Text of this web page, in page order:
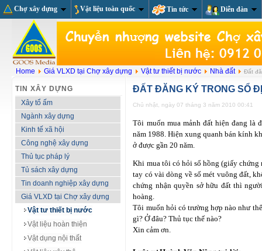
Chợ xây dựng Vật liệu toàn quốc Tin tức Diễn đàn
Home Giá VLXD tại Chợ xây dựng Vật tư thiết bị nước Nhà đất Đất
TIN XÂY DỰNG
Xây tổ ấm
Ngành xây dựng
Kinh tế xã hội
Công nghệ xây dựng
Thủ tục pháp lý
Tủ sách xây dựng
Tin doanh nghiệp xây dựng
Giá VLXD tại Chợ xây dựng
Vật tư thiết bị nước
Vật liệu hoàn thiện
Vật dụng nội thất
ĐẤT ĐĂNG KÝ TRONG SỔ
Chủ nhật, ngày 07 tháng 3 năm 2010 00:41
Tôi muốn mua mảnh đất hiện đang là
năm 1988. Hiện xung quanh bán kính
ở được gần 20 năm.
Khi mua tôi có hỏi sổ hồng (giấy chứng
tay có vài dòng về số mét vuông đất,
chứng nhận quyền sở hữu đất thì
hoàng.
Tôi muốn hỏi có trường hợp nào như
gì? Ở đâu? Thủ tục thế nào?
Xin cảm ơn.